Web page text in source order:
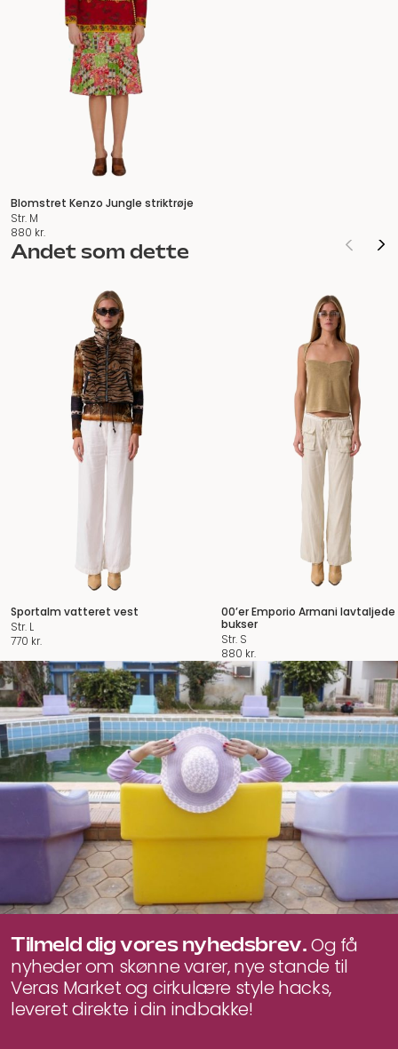
Blomstret Kenzo Jungle striktrøje
Str. M
880 kr.
Andet som dette
Sportalm vatteret vest
Str. L
770 kr.
00’er Emporio Armani lavtaljede
bukser
Str. S
880 kr.
Tilmeld dig vores nyhedsbrev.Og få
nyheder om skønne varer, nye stande til
Veras Market og cirkulære style hacks,
leveret direkte i din indbakke!